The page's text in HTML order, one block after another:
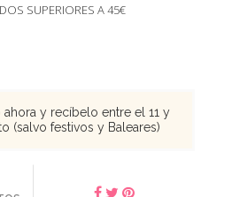
SUPERIORES A 45€
ahora y recíbelo entre el 11 y
(salvo festivos y Baleares)